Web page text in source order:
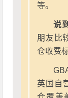
等。
说
朋友比
仓收费
英国自